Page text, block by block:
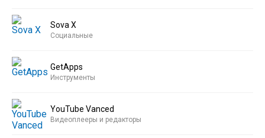
Sova X
Социальные
GetApps
Инструменты
YouTube Vanced
Видеоплееры и редакторы